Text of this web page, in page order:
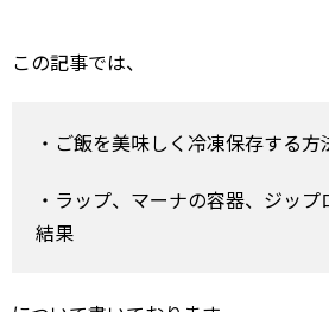
この記事では、
・ご飯を美味しく冷凍保存する方
・ラップ、マーナの容器、ジッ
結果